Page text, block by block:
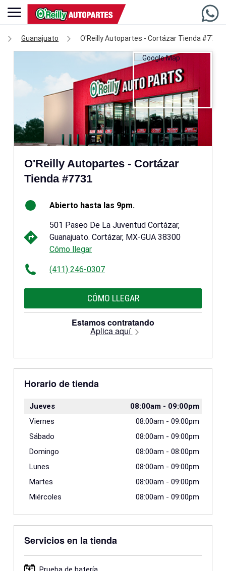
Guanajuato O'Reilly Autopartes - Cortázar Tienda #7731
O'Reilly Autopartes - Cortázar
Tienda #7731
Abierto hasta las 9pm.
501 Paseo De La Juventud Cortázar,
Guanajuato. Cortázar, MX-GUA 38300
Cómo llegar
(411) 246-0307
CÓMO LLEGAR
Estamos contratando
Aplica aquí
Horario de tienda
Jueves 08:00am- 09:00pm
Viernes
08:00am - 09:00pm
Sábado
08:00am - 09:00pm
Domingo
08:00am - 08:00pm
Lunes
08:00am - 09:00pm
Martes
08:00am - 09:00pm
Miércoles
08:00am - 09:00pm
Servicios en la tienda